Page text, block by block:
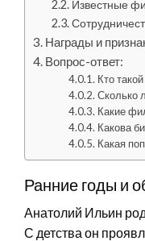
Известные
Награды и
Вопрос-ответ:
Кто
Сколько
Какие
Какова
Какая
Ранние годы и
Анатолий Ильин
С детства он